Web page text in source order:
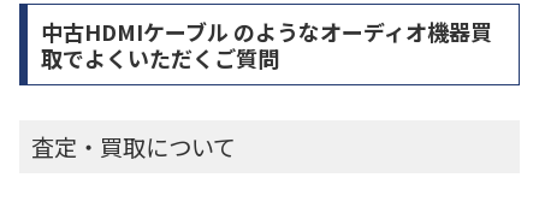
中古HDMIケーブル のようなオーディオ機器買
取でよくいただくご質問
査定・買取について